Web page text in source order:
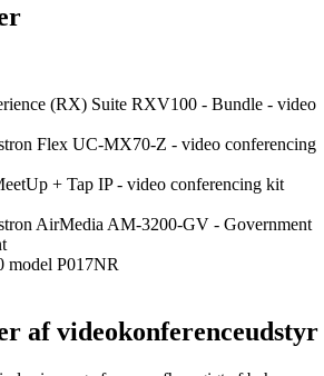
(RX) Suite RXV100 - Bundle - video
Flex UC-MX70-Z - video conferencing
+ Tap IP - video conferencing kit
AirMedia AM-3200-GV - Government
model P017NR
af videokonferenceudstyr